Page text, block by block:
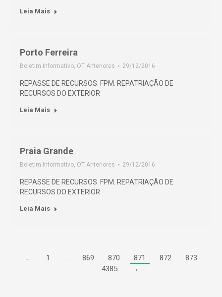
Leia Mais
Porto Ferreira
Boletim Informativo, OT Anteriores 29/12/2016
REPASSE DE RECURSOS. FPM. REPATRIAÇÃO DE
RECURSOS DO EXTERIOR
Leia Mais
Praia Grande
Boletim Informativo, OT Anteriores 29/12/2016
REPASSE DE RECURSOS. FPM. REPATRIAÇÃO DE
RECURSOS DO EXTERIOR
Leia Mais
← 1 … 869 870 871 872
873
…
4385 →